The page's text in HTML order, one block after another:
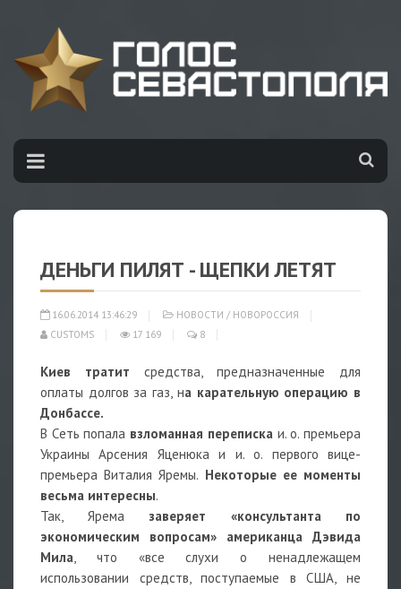
ДЕНЬГИ ПИЛЯТ - ЩЕПКИ ЛЕТЯТ
16.06.2014 13:46:29 НОВОСТИ / НОВОРОССИЯ
CUSTOMS
17 169 8
Киев тратит средства, предназначенные для
оплаты долгов за газ, на карательную операцию в
Донбассе.
В Сеть попала взломанная перепискаи. о. премьера
Украины Арсения Яценюка и и. о. первого вице-
премьера Виталия Яремы. Некоторые ее моменты
весьма интересны.
Так, Ярема заверяет «консультанта по
экономическим вопросам» американца Дэвида
Мила, что «все слухи о ненадлежащем
использовании средств, поступаемые в США, не